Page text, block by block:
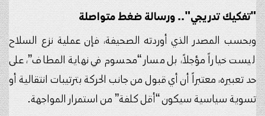
"تفكيك تدريجي".. ورسالة ضغط متواصلة
وبحسب المصدر الذي أوردته الصحيفة، فإن عملية نزع السلاح
ليست خياراً مؤجلاً، بل مسار “محسوم في نهاية المطاف”، على
حد تعبيره، معتبراً أن أي قبول من جانب الحركة بترتيبات انتقالية أو
تسوية سياسية سيكون “أقل كلفة” من استمرار المواجهة.